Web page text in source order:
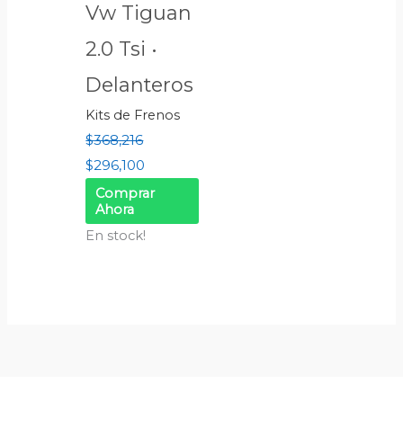
Vw Tiguan
2.0 Tsi •
Delanteros
Kits de Frenos
$368,216
$296,100
Comprar
Ahora
En stock!